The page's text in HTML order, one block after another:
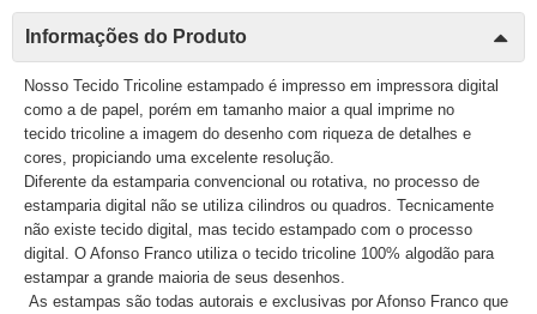
Informações do Produto
Nosso Tecido Tricoline estampado é impresso em impressora digital
como a de papel, porém em tamanho maior a qual imprime no
tecido tricoline a imagem do desenho com riqueza de detalhes e
cores, propiciando uma excelente resolução.
Diferente da estamparia convencional ou rotativa, no processo de
estamparia digital não se utiliza cilindros ou quadros. Tecnicamente
não existe tecido digital, mas tecido estampado com o processo
digital. O Afonso Franco utiliza o tecido tricoline 100% algodão para
estampar a grande maioria de seus desenhos.
As estampas são todas autorais e exclusivas por Afonso Franco que